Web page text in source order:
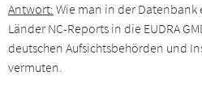
Antwort: Wie man in der
Länder NC-Reports in die EUDRA
deutschen Aufsichtsbehörden und
vermuten.